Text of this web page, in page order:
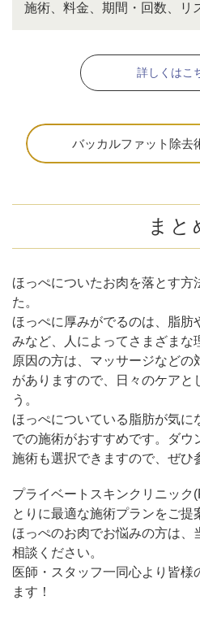
施術、料金、期間・回数、リ
詳しくはこ
バッカルファット除去
まと
ほっぺについたお肉を落とす方
た。
ほっぺに厚みがでるのは、脂肪
みなど、人によってさまざまな
原因の方は、マッサージなどの
がありますので、日々のケアと
う。
ほっぺについている脂肪が気に
での施術がおすすめです。ダウ
施術も選択できますので、ぜひ
プライベートスキンクリニック
とりに最適な施術プランをご提
ほっぺのお肉でお悩みの方は、
相談ください。
医師・スタッフ一同心より皆様
ます！